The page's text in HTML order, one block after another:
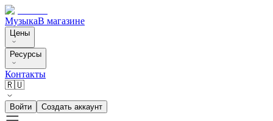
МузыкаВ магазине
Цены
Ресурсы
Контакты
🇷🇺
Войти Создать аккаунт